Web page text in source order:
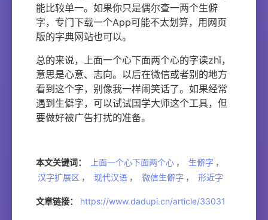
能比较单一。如果你只是偶尔查一两个生僻
字，专门下载一个App可能不太划算，用网页
版的字典网站也可以。
总的来说，上面一个心下面两个心的字读zhǐ，
意思是心意、志向。以后在微信或者别的地方
看到这个字，别像我一样闹笑话了。如果经常
遇到生僻字，可以试试国学大师这个工具，但
要做好被广告打扰的准备。
本文关键词： 上面一个心下面两个心 ， 生僻字 ，
汉字扩展区 ， 现代汉语 ， 微信生僻字 ， 形近字
文章链接： https://www.dadupi.cn/article/33031